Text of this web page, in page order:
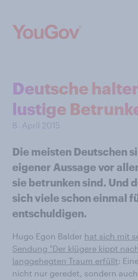
Deutsche
lustige
8. April 2015
Die meisten Deutschen
eigener Aussage vor
sie betrunken sind. Und
sich viele schon einmal
entschuldigen.
Hugo Egon Balder hat sich mit
Sendung "Der klügere kippt
langgehegten Traum erfüllt:
nicht nur geredet, sondern